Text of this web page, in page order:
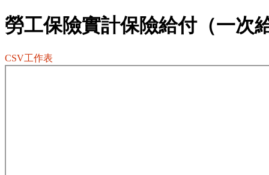
勞工保險實計保險給付（一次
CSV工作表